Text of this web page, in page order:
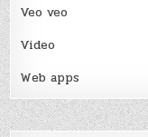
Veo veo
Video
Web apps